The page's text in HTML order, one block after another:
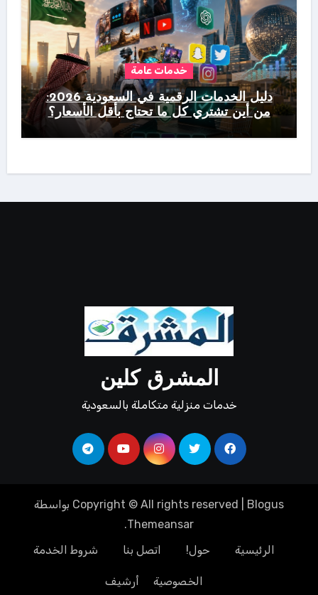
خدمات عامة
دليل الخدمات الرقمية في السعودية 2026:
من أين تشتري كل ما تحتاج بأقل الأسعار؟
المشرق كلين
خدمات منزلية متكاملة بالسعودية
Copyright © All rights reserved Blogus
بواسطة
Themeansar
.
الرئيسية
حول! اتصل بنا شروط الخدمة
الخصوصية أرشيف